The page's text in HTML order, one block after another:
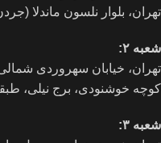
تهران، بلوار نلسون ماندلا
شعبه ۲:
تهران، خيابان سهروردی
کوچه خوشنودی، برج نیلی،
شعبه ۳: